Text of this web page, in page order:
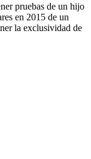
pruebas de un hijo
en 2015 de un
la exclusividad de